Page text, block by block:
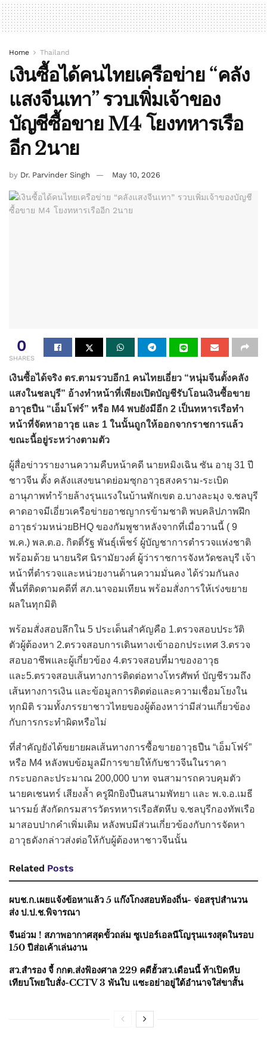
Home Thailand
เงินซื้อได้คนไทยเครือข่าย “คลัง
แสงจีนเทา” รวบเพิ่มเจ้าของ
บัญชีซื้อขาย M4 โยงทหารเรือ
อีก 2นาย
by Dr. Parvinder Singh May 10, 2026
0
SHARES
เงินซื้อได้จริง ตร.ตามรวบอีก1 คนไทยเอี่ยว “หนุ่มจีนตั้งคลัง
แสงในชลบุรี” อ้างทำหน้าที่เพียงเปิดบัญชีรับโอนเงินซื้อขาย
อาวุธปืน “เอ็มโฟร์” หรือ M4 พบยังมีอีก 2 เป็นทหารเรือทำ
หน้าที่จัดหาอาวุธ และ 1 ในนั้นถูกให้ออกจากราชการแล้ว
ขณะนี้อยู่ระหว่างตามตัว
ผู้สื่อข่าวรายงานความคืบหน้าคดี นายหมิงเฉิน ซัน อายุ 31 ปี
ชาวจีน ตั้ง คลังแสงขนาดย่อมซุกอาวุธสงคราม-ระเบิด
อานุภาพทำร้ายล้างรุนแรงในบ้านพักเขต อ.บางละมุง จ.ชลบุรี
คาดอาจมีเอี่ยวเครือข่ายอาชญากรข้ามชาติ พบคลิปภาพฝึก
อาวุธร่วมหน่วยBHQ ของกัมพูชาหลังจากที่เมื่อวานนี้ ( 9
พ.ค.) พล.ต.อ. กิตติ์รัฐ พันธุ์เพ็ชร์ ผู้บัญชาการตำรวจแห่งชาติ
พร้อมด้วย นายนริศ นิรามัยวงศ์ ผู้ว่าราชการจังหวัดชลบุรี เจ้า
หน้าที่ตำรวจและหน่วยงานด้านความมั่นคง ได้ร่วมกันลง
พื้นที่ติดตามคดีที่ สภ.นาจอมเทียน พร้อมสั่งการให้เร่งขยาย
ผลในทุกมิติ
พร้อมสั่งสอบลึกใน 5 ประเด็นสำคัญคือ 1.ตรวจสอบประวัติ
ตัวผู้ต้องหา 2.ตรวจสอบการเดินทางเข้าออกประเทศ 3.ตรวจ
สอบอาชีพและผู้เกี่ยวข้อง 4.ตรวจสอบที่มาของอาวุธ
และ5.ตรวจสอบเส้นทางการติดต่อทางโทรศัพท์ บัญชีรวมถึง
เส้นทางการเงิน และข้อมูลการติดต่อและความเชื่อมโยงใน
ทุกมิติ รวมทั้งภรรยาชาวไทยของผู้ต้องหาว่ามีส่วนเกี่ยวข้อง
กับการกระทำผิดหรือไม่
ที่สำคัญยังได้ขยายผลเส้นทางการซื้อขายอาวุธปืน “เอ็มโฟร์”
หรือ M4 หลังพบข้อมูลมีการขายให้กับชาวจีนในราคา
กระบอกละประมาณ 200,000 บาท จนสามารถควบคุมตัว
นายคเชนทร์ เสียงล้ำ ครูฝึกยิงปืนสนามพัทยา และ พ.จ.อ.เมธี
นารมย์ สังกัดกรมสารวัตรทหารเรือสัตหีบ จ.ชลบุรีกองทัพเรือ
มาสอบปากคำเพิ่มเติม หลังพบมีส่วนเกี่ยวข้องกับการจัดหา
อาวุธดังกล่าวส่งต่อให้กับผู้ต้องหาชาวจีนนั้น
Related Posts
ผบช.ก.เผยแจ้งข้อหาแล้ว 5 แก๊งโกงสอบท้องถิ่น- จ่อสรุปสำนวน
ส่ง ป.ป.ช.พิจารณา
จีนอ่วม ! สภาพอากาศสุดขั้วถล่ม ซูเปอร์เอลนีโญรุนแรงสุดในรอบ
150 ปีส่อเค้าเล่นงาน
สว.สำรอง จี้ กกต.ส่งฟ้องศาล 229 คดีฮั้วสว.เดือนนี้ ท้าเปิดหีบ
เทียบโพยใบสั่ง-CCTV 3 พันใบ แซะอย่าอยู่ใต้อำนาจใส่ขาสั้น